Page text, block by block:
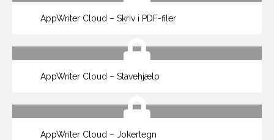
AppWriter Cloud – Skriv i PDF-filer
AppWriter Cloud – Stavehjælp
AppWriter Cloud – Jokertegn